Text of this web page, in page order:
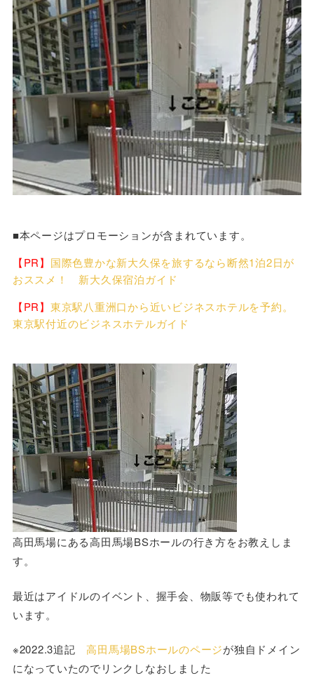
■本ページはプロモーションが含まれています。
【PR】 国際色豊かな新大久保を旅するなら断然1泊2日が
おススメ！ 新大久保宿泊ガイド
【PR】 東京駅八重洲口から近いビジネスホテルを予約。
東京駅付近のビジネスホテルガイド
高田馬場にある高田馬場BSホールの行き方をお教えしま
す。
最近はアイドルのイベント、握手会、物販等でも使われて
います。
※2022.3追記高田馬場BSホールのページが独自ドメイン
になっていたのでリンクしなおしました